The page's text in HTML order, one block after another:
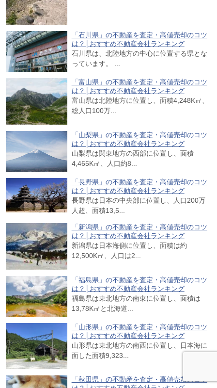
「石川県」の不動産を査定・高値売却のコツ
は？│おすすめ不動産会社ランキング
石川県は、北陸地方の中心に位置する県とな
っています。 ...
「富山県」の不動産を査定・高値売却のコツ
は？│おすすめ不動産会社ランキング
富山県は北陸地方に位置し、面積4,248K㎡、
総人口100万...
「山梨県」の不動産を査定・高値売却のコツ
は？│おすすめ不動産会社ランキング
山梨県は関東地方の西部に位置し、面積
4,465K㎡、人口約8...
「長野県」の不動産を査定・高値売却のコツ
は？│おすすめ不動産会社ランキング
長野県は日本の中央部に位置し、人口200万
人超、面積13,5...
「新潟県」の不動産を査定・高値売却のコツ
は？│おすすめ不動産会社ランキング
新潟県は日本海側に位置し、面積は約
12,500K㎡、人口は2...
「福島県」の不動産を査定・高値売却のコツ
は？│おすすめ不動産会社ランキング
福島県は東北地方の南東に位置し、面積は
13,78K㎡と北海道...
「山形県」の不動産を査定・高値売却のコツ
は？│おすすめ不動産会社ランキング
山形県は東北地方の南西に位置し、日本海に
面した面積9,323...
「秋田県」の不動産を査定・高値売却のコツ